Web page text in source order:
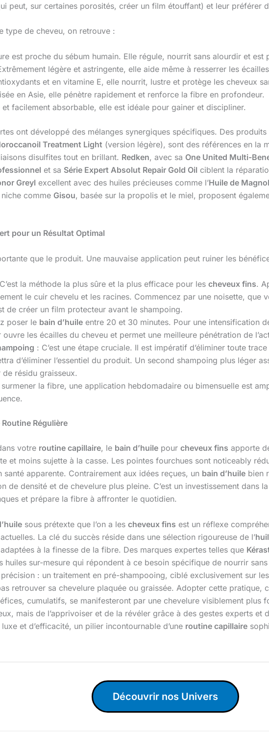
peut, sur certaines porosités, créer un film étouffant) et leur préférer
type de cheveu, on retrouve :
est proche du sébum humain. Elle régule, nourrit sans alourdir et est
légère et astringente, elle aide même à resserrer les
et en vitamine E, elle nourrit, lustre et protège les cheveux
en Asie, elle pénètre rapidement et renforce la fibre en profondeur.
et facilement absorbable, elle est idéale pour gainer et discipliner.
ont développé des mélanges synergiques spécifiques. Des produits
Treatment Light (version légère), sont des références en la
disulfites tout en brillant. Redken, avec sa One United Multi-
et sa Série Expert Absolut Repair Gold Oil ciblent la
Greyl excellent avec des huiles précieuses comme l’Huile de
comme Gisou, basée sur la propolis et le miel, proposent
pour un Résultat Optimal
que le produit. Une mauvaise application peut ruiner les
la méthode la plus sûre et la plus efficace pour les cheveux fins.
le cuir chevelu et les racines. Commencez par une noisette, que
de créer un film protecteur avant le shampoing.
poser le bain d’huile entre 20 et 30 minutes. Pour une intensification
les écailles du cheveu et permet une meilleure pénétration de
: C’est une étape cruciale. Il est impératif d’éliminer toute trace
d’éliminer l’essentiel du produit. Un second shampoing plus léger
résidu graisseux.
la fibre, une application hebdomadaire ou bimensuelle est
Régulière
votre routine capillaire, le bain d’huile pour cheveux fins apporte
et moins sujette à la casse. Les pointes fourchues sont noticeably
apparente. Contrairement aux idées reçues, un bain d’huile bien
de densité et de chevelure plus pleine. C’est un investissement dans
et prépare la fibre à affronter le quotidien.
sous prétexte que l’on a les cheveux fins est un réflexe
La clé du succès réside dans une sélection rigoureuse de l’
à la finesse de la fibre. Des marques expertes telles que
huiles sur-mesure qui répondent à ce besoin spécifique de nourrir
: un traitement en pré-shampooing, ciblé exclusivement sur
retrouver sa chevelure plaquée ou graissée. Adopter cette pratique,
cumulatifs, se manifesteront par une chevelure visiblement plus
mais de l’apprivoiser et de la révéler grâce à des gestes experts et
et d’efficacité, un pilier incontournable d’une routine capillaire
Découvrir nos Univers